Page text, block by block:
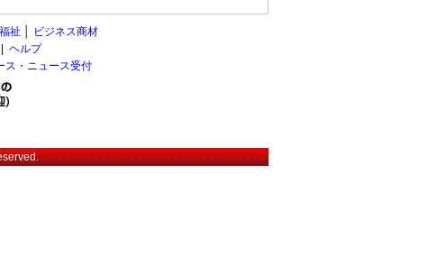
祉
ビジネス商材
ヘルプ
ス・ニュース受付